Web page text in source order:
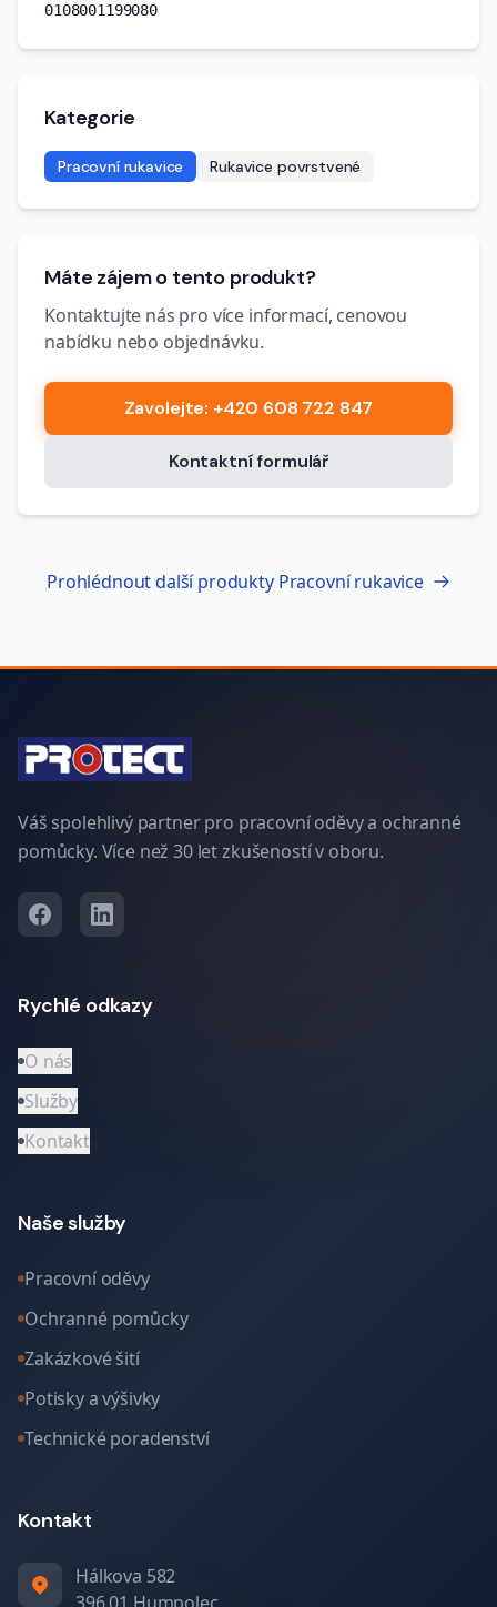
0108001199080
Kategorie
Pracovní rukavice Rukavice povrstvené
Máte zájem o tento produkt?
Kontaktujte nás pro více informací, cenovou
nabídku nebo objednávku.
Zavolejte: +420 608 722 847
Kontaktní formulář
Prohlédnout další produkty Pracovní rukavice
Váš spolehlivý partner pro pracovní oděvy a ochranné
pomůcky. Více než 30 let zkušeností v oboru.
Rychlé odkazy
O nás
Služby
Kontakt
Naše služby
Pracovní oděvy
Ochranné pomůcky
Zakázkové šití
Potisky a výšivky
Technické poradenství
Kontakt
Hálkova 582